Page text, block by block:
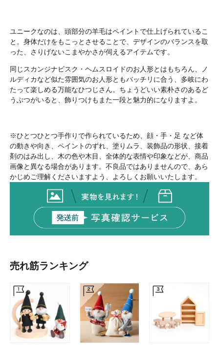
ユニークなのは、頭部分の羊毛はペイントで仕上げられているこ
と。身体だけをもこっとさせることで、デザインのバランスを取
った、さりげないこまやかさが伺えるアイテムです。
同じスカンジナビスク・ヘムスロイドのお人形とはもちろん、ノ
ルディカなど似た雰囲気のお人形ともバッチリに合う、多岐にわ
たって楽しめる万能なひつじさん。ちょうどいい素朴さのあるど
うぶつがいると、飾りつけもまた一段と魅力的になりますよ。
※ひとつひとつ手作りで作られているため、顔・手・足 など体
の動きや向き、ペイントのずれ、塗りムラ、装飾品の形状、接着
剤のはみ出し、木の色や木目、全体的な表情や印象などが、商品
画像と異なる場合があります。不良品ではありませんので、あら
かじめご理解くださいますよう、よろしくお願いいたします。
売れ筋ランキング